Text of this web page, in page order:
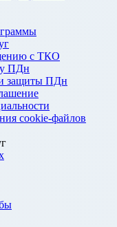
с ТКО
ПДн
защиты ПДн
cookie-файлов